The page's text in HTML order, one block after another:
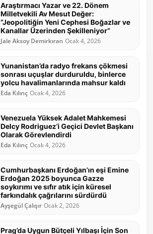
Araştırmacı Yazar ve 22. Dönem
Milletvekili Av Mesut Değer:
“Jeopolitiğin Yeni Cephesi Boğazlar ve
Kanallar Üzerinden Şekilleniyor”
Jale Aksoy Demirkıran Ocak 4, 2026
Yunanistan’da radyo frekans çökmesi
sonrası uçuşlar durduruldu, binlerce
yolcu havalimanlarında mahsur kaldı
Eda Kılınç Ocak 4, 2026
Venezuela Yüksek Adalet Mahkemesi
Delcy Rodriguez’i Geçici Devlet Başkanı
Olarak Görevlendirdi
Eda Kılınç Ocak 4, 2026
Cumhurbaşkanı Erdoğan’ın eşi Emine
Erdoğan 2025 boyunca Gazze
soykırımı ve sıfır atık için küresel
farkındalık çağrılarını sürdürdü
Ayşegül Çalışır Ocak 2, 2026
Prag’da Uygun Bütçeli Yılbaşı İçin Son